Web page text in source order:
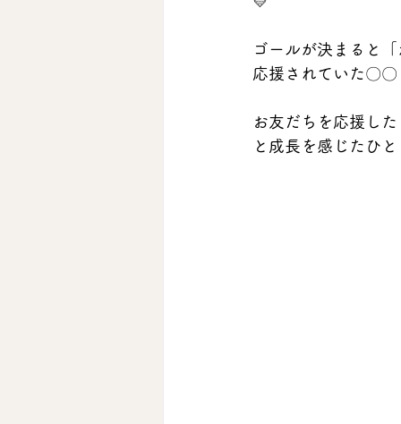
ゴールが決まると
応援されていた〇
お友だちを応援し
と成長を感じたひ